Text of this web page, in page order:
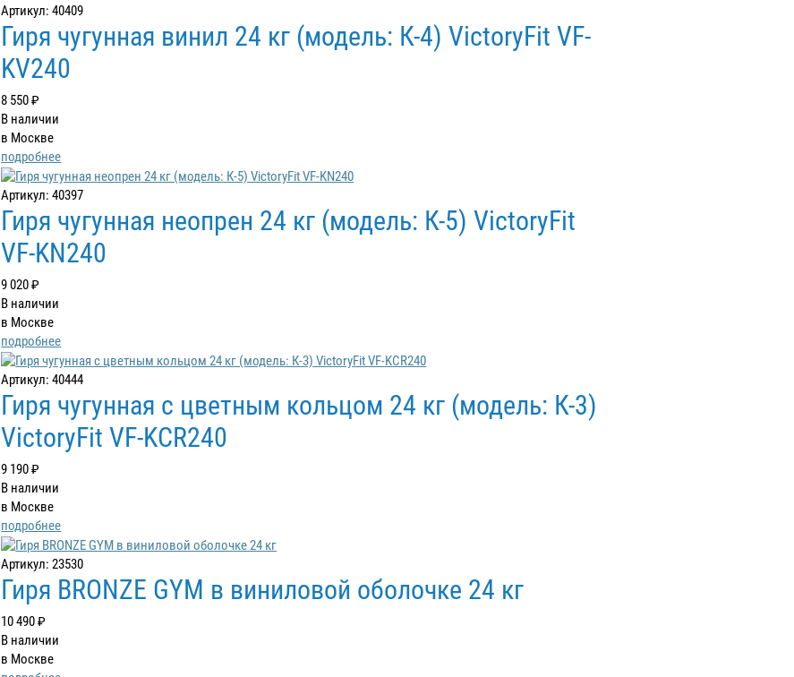
Артикул: 40409
Гиря чугунная винил 24 кг (модель: К-4) VictoryFit VF-
KV240
8 550 ₽
В наличии
в Москве
подробнее
Артикул: 40397
Гиря чугунная неопрен 24 кг (модель: К-5) VictoryFit
VF-KN240
9 020 ₽
В наличии
в Москве
подробнее
Артикул: 40444
Гиря чугунная с цветным кольцом 24 кг (модель: К-3)
VictoryFit VF-KCR240
9 190 ₽
В наличии
в Москве
подробнее
Артикул: 23530
Гиря BRONZE GYM в виниловой оболочке 24 кг
10 490 ₽
В наличии
в Москве